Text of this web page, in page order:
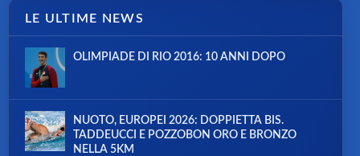
LE ULTIME NEWS
OLIMPIADE DI RIO 2016: 10 ANNI DOPO
NUOTO, EUROPEI 2026: DOPPIETTA BIS.
TADDEUCCI E POZZOBON ORO E BRONZO
NELLA 5KM